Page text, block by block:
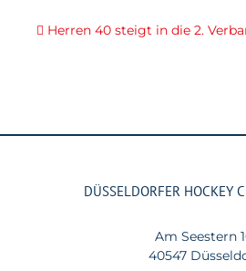
Herren 40 steigt in die 2.
DÜSSELDORFER HOCKEY
Am Seestern
40547